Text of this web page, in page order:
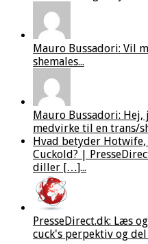
Mauro Bussadori: Vil
shemales...
Mauro Bussadori:
medvirke til en trans/
Hvad betyder
Cuckold? |
diller […]...
PresseDirect.dk: Læs
cuck's perpektiv og